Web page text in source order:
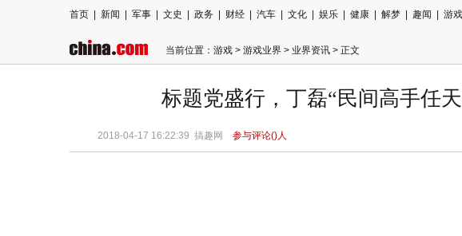
首页 新闻 军事 文史 政务 财经 汽车 文化 娱乐 健康 解梦 趣闻 游戏
当前位置： 游戏 > 游戏业界 > 业界资讯 > 正文
标题党盛行，丁磊“民间高手任
2018-04-17 16:22:39 搞趣网 参与评论()人